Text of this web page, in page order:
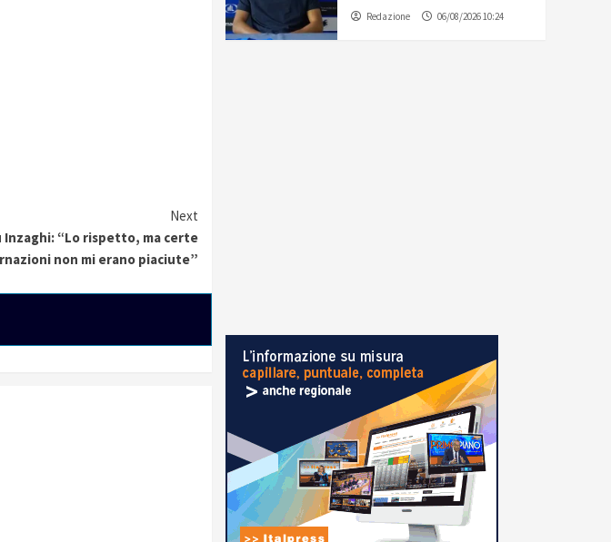
Next
Inzaghi: “Lo rispetto, ma certe
non mi erano piaciute”
Redazione 06/08/2026 10:24